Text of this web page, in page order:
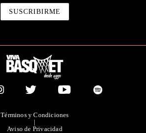
Términos y Condiciones
|
Aviso de Privacidad